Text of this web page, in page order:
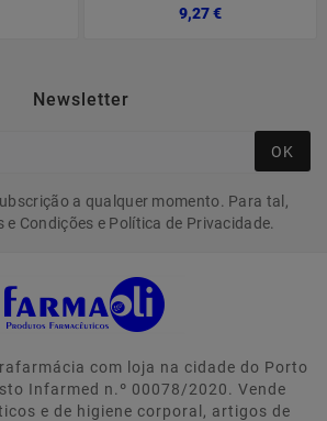
9,27 €Preço
Newsletter
OK
a qualquer momento. Para tal,
e Condições e Política de Privacidade.
com loja na cidade do Porto
Infarmed n.º 00078/2020. Vende
e de higiene corporal, artigos de